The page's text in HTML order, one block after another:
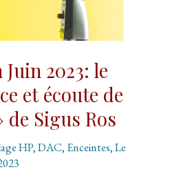
2023: le
et écoute de
de Sigus Ros
HP,DAC, Enceintes,Le